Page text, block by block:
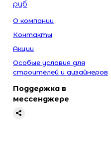
руб
О компании
Контакты
Акции
Особые условия для
строителей и дизайнеров
Поддержка в
мессенджере